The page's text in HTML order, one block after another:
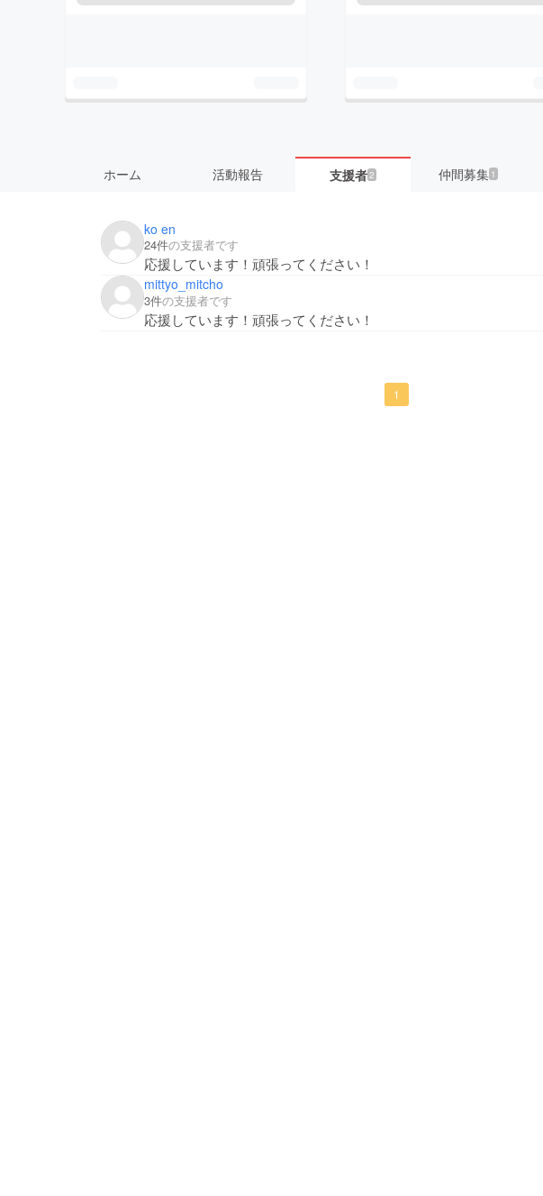
ホーム 活動報告 支援者2 仲間募集 1
ko en
24件の支援者です
応援しています！頑張ってください！
mittyo_mitcho
3件の支援者です
応援しています！頑張ってください！
1